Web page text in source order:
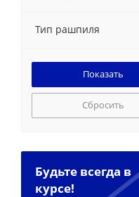
Тип рашпиля
Сбросить
Будьте всегда в
курсе!